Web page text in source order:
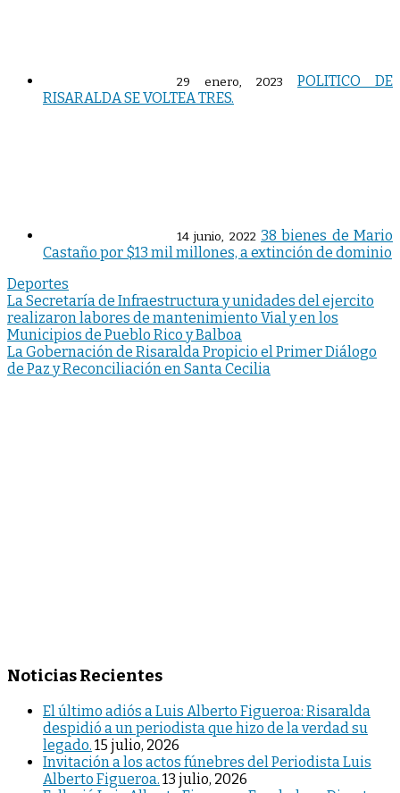
29 enero, 2023
POLITICO DE
RISARALDA SE VOLTEA TRES.
14 junio, 2022 38 bienes de Mario
Castaño por $13 mil millones, a extinción de dominio
Deportes
Navegación
de
entradas
La Secretaría de Infraestructura y unidades del ejercito
realizaron labores de mantenimiento Vial y en los
Municipios de Pueblo Rico y Balboa
La Gobernación de Risaralda Propicio el Primer Diálogo
de Paz y Reconciliación en Santa Cecilia
Noticias Recientes
El último adiós a Luis Alberto Figueroa: Risaralda
despidió a un periodista que hizo de la verdad su
legado. 15 julio, 2026
Invitación a los actos fúnebres del Periodista Luis
Alberto Figueroa. 13 julio, 2026